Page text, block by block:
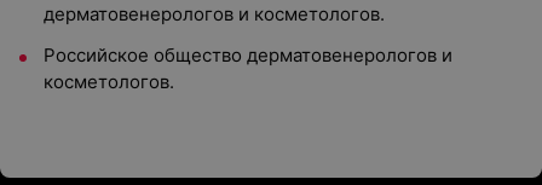
дерматовенерологов и косметологов.
Российское общество дерматовенерологов и
косметологов.